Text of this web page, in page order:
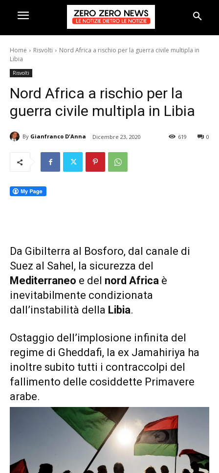
Home Risvolti
Nord Africa a rischio per la guerra civile multipla in
Libia
Risvolti
Nord Africa a rischio per la
guerra civile multipla in Libia
By Gianfranco D'Anna Dicembre 23, 2020 0
619
Da Gibilterra al Bosforo, dal canale di
Suez al Sahel, la sicurezza del
Mediterraneo e del nord Africa è
inevitabilmente condizionata
dall’instabilità della Libia.
Ostaggio dell’implosione infinita del
regime di Gheddafi, la ex Jamahiriya ha
inoltre subito tutti i contraccolpi del
fallimento delle cosiddette Primavere
arabe.